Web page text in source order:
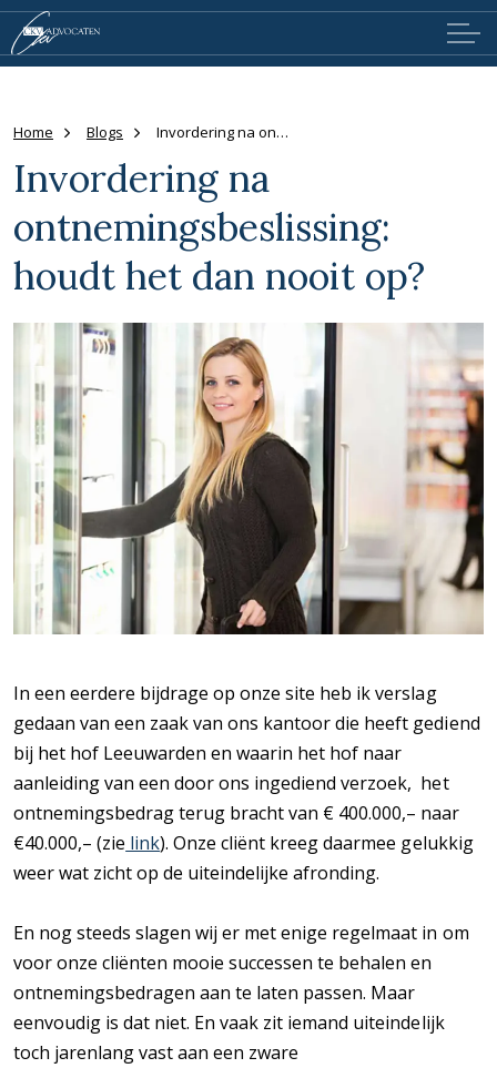
Home Blogs Invordering na ontnemingsbeslissing: houdt het dan nooit op?
Invordering na
ontnemingsbeslissing:
houdt het dan nooit op?
In een eerdere bijdrage op onze site heb ik verslag
gedaan van een zaak van ons kantoor die heeft gediend
bij het hof Leeuwarden en waarin het hof naar
aanleiding van een door ons ingediend verzoek, het
ontnemingsbedrag terug bracht van € 400.000,– naar
€40.000,– (zie link). Onze cliënt kreeg daarmee gelukkig
weer wat zicht op de uiteindelijke afronding.
En nog steeds slagen wij er met enige regelmaat in om
voor onze cliënten mooie successen te behalen en
ontnemingsbedragen aan te laten passen. Maar
eenvoudig is dat niet. En vaak zit iemand uiteindelijk
toch jarenlang vast aan een zware